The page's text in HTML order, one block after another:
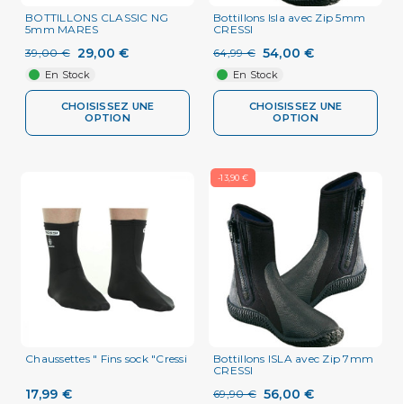
BOTTILLONS CLASSIC NG
5mm MARES
39,00 € 29,00 €
En Stock
CHOISISSEZ UNE
OPTION
Bottillons Isla avec Zip 5mm
CRESSI
64,99 € 54,00 €
En Stock
CHOISISSEZ UNE
OPTION
Chaussettes " Fins sock "Cressi
17,99 €
-13,90 €
Bottillons ISLA avec Zip 7mm
CRESSI
69,90 € 56,00 €